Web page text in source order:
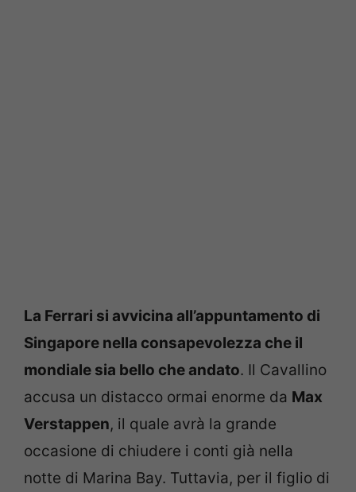
La Ferrari si avvicina all’appuntamento di
Singapore nella consapevolezza che il
mondiale sia bello che andato. Il Cavallino
accusa un distacco ormai enorme da Max
Verstappen, il quale avrà la grande
occasione di chiudere i conti già nella
notte di Marina Bay. Tuttavia, per il figlio di